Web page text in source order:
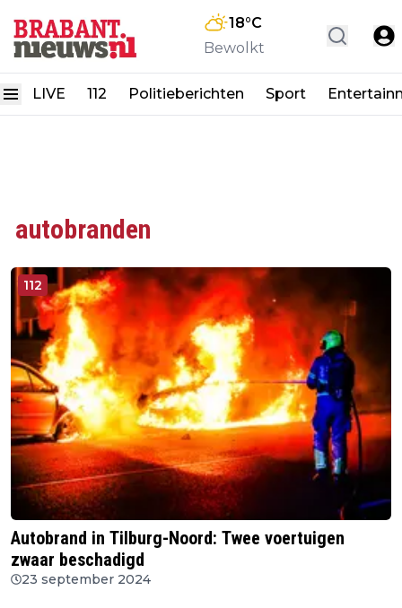
18°C
Bewolkt
LIVE 112 Politieberichten Sport
autobranden
112
Autobrand in Tilburg-Noord: Twee voertuigen
zwaar beschadigd
23 september 2024